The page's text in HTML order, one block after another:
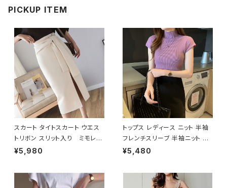
ランニング ダンス フィットネ
スウェア ヨガウェア フィット
ネス ジム ダンスパンツ ヨ
ガパンツ スポーツウェア レ
ギンス フィットネスウェア
ヨガウェア大人 カジュアル
10代 20代 30代 40代 C-
WAW1041
PICKUP ITEM
スカート タイトスカート ウエス
トリボン スリット入り ミモレス
カート ミディアム スリット ひざ
¥5,980
トップス レディース ニット 半袖
フレンチスリーブ 半袖ニット ハ
イネック リブニット 春 夏 春夏
タ ピンク アイボリー ライトブル
¥5,480